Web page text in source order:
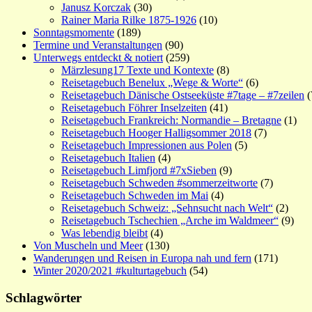
Janusz Korczak (30)
Rainer Maria Rilke 1875-1926 (10)
Sonntagsmomente (189)
Termine und Veranstaltungen (90)
Unterwegs entdeckt & notiert (259)
Märzlesung17 Texte und Kontexte (8)
Reisetagebuch Benelux „Wege & Worte“ (6)
Reisetagebuch Dänische Ostseeküste #7tage – #7zeilen
Reisetagebuch Föhrer Inselzeiten (41)
Reisetagebuch Frankreich: Normandie – Bretagne (1)
Reisetagebuch Hooger Halligsommer 2018 (7)
Reisetagebuch Impressionen aus Polen (5)
Reisetagebuch Italien (4)
Reisetagebuch Limfjord #7xSieben (9)
Reisetagebuch Schweden #sommerzeitworte (7)
Reisetagebuch Schweden im Mai (4)
Reisetagebuch Schweiz: „Sehnsucht nach Welt“ (2)
Reisetagebuch Tschechien „Arche im Waldmeer“ (9)
Was lebendig bleibt (4)
Von Muscheln und Meer(130)
Wanderungen und Reisen in Europa nah und fern (171)
Winter 2020/2021 #kulturtagebuch (54)
Schlagwörter